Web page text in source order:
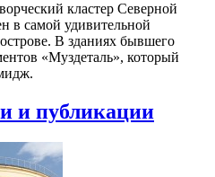
кластер Северной
в самой удивительной
В зданиях бывшего
«Муздеталь», который
и публикации